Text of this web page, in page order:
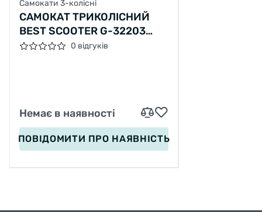
Самокати 3-колісні
САМОКАТ ТРИКОЛІСНИЙ
BEST SCOOTER G-32203
MAXI СКЛАДАНЕ
0 відгуків
Немає в наявності
ПОВІДОМИТИ ПРО НАЯВНІСТЬ